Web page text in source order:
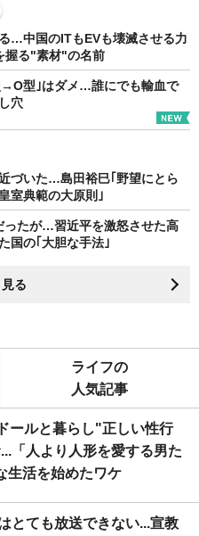
…中国のITもEVも壊滅させる力
握る"素材"の名前
型｣はダメ…誰にでも輸血で
穴
づいた…島田裕巳｢野望にとら
室典範の大原則｣
ったが…習近平を激怒させた高
国の｢大胆な手法｣
る
ライフの
人気記事
ールと暮らし"正しい性行
「人より人形を愛する男た
生活を始めたワケ
とても放送できない...宣教